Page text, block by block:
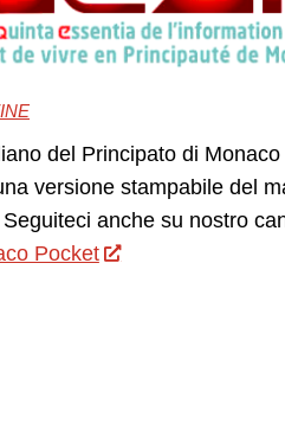
del Principato di Monaco
versione stampabile del
anche su nostro
Pocket